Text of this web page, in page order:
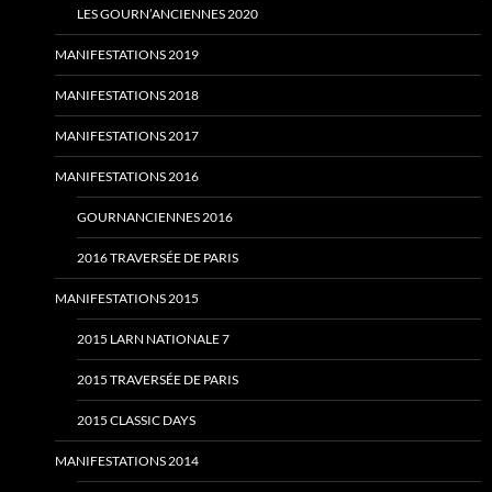
LES GOURN’ANCIENNES 2020
MANIFESTATIONS 2019
MANIFESTATIONS 2018
MANIFESTATIONS 2017
MANIFESTATIONS 2016
GOURNANCIENNES 2016
2016 TRAVERSÉE DE PARIS
MANIFESTATIONS 2015
2015 LARN NATIONALE 7
2015 TRAVERSÉE DE PARIS
2015 CLASSIC DAYS
MANIFESTATIONS 2014